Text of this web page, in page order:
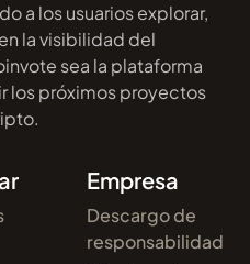
a los usuarios explorar,
la visibilidad del
sea la plataforma
los próximos proyectos
Empresa
Descargo de
responsabilidad